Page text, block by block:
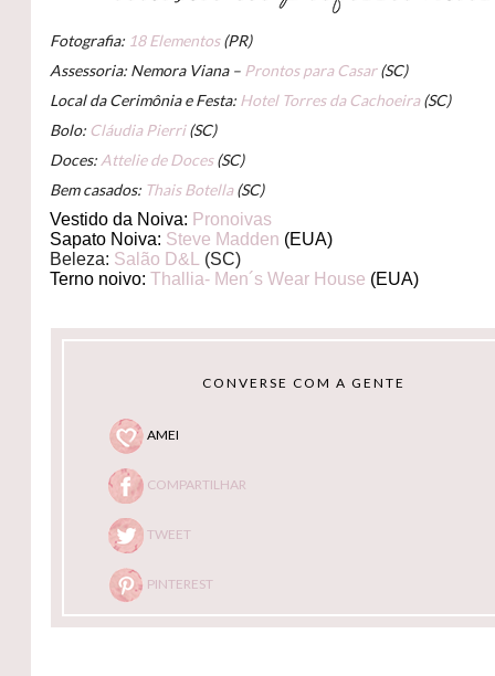
Fotografia: 18 Elementos(PR)
Assessoria: Nemora Viana – Prontos para Casar(SC)
Local da Cerimônia e Festa: Hotel Torres da Cachoeira(SC)
Bolo: Cláudia Pierri(SC)
Doces: Attelie de Doces(SC)
Bem casados: Thais Botella(SC)
Vestido da Noiva: Pronoivas
Sapato Noiva: Steve Madden (EUA)
Beleza: Salão D&L (SC)
Terno noivo:Thallia- Men´s Wear House (EUA)
CONVERSE COM A GENTE
AMEI
COMPARTILHAR
TWEET
PINTEREST